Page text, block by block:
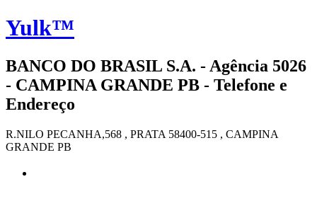
Yulk™
BANCO DO BRASIL S.A. - Agência 5026
- CAMPINA GRANDE PB - Telefone e
Endereço
R.NILO PECANHA,568 , PRATA 58400-515 , CAMPINA
GRANDE PB